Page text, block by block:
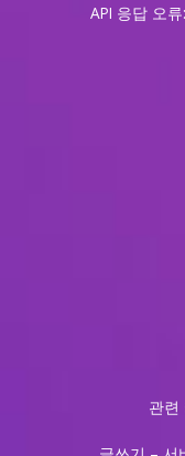
API 응답 오
관련